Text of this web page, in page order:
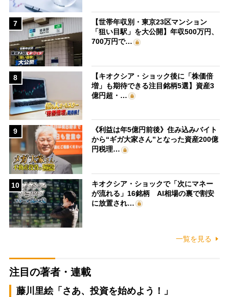
7
【世帯年収別・東京23区マンション
「狙い目駅」を大公開】年収500万円、
700万円で…
8
【キオクシア・ショック後に「株価倍
増」も期待できる注目銘柄5選】資産3
億円超・…
9
《利益は年5億円前後》住み込みバイト
から“ギガ大家さん”となった資産200億
円税理…
10
キオクシア・ショックで「次にマネー
が流れる」16銘柄 AI相場の裏で割安
に放置され…
一覧を見る
注目の著者・連載
藤川里絵「さあ、投資を始めよう！」